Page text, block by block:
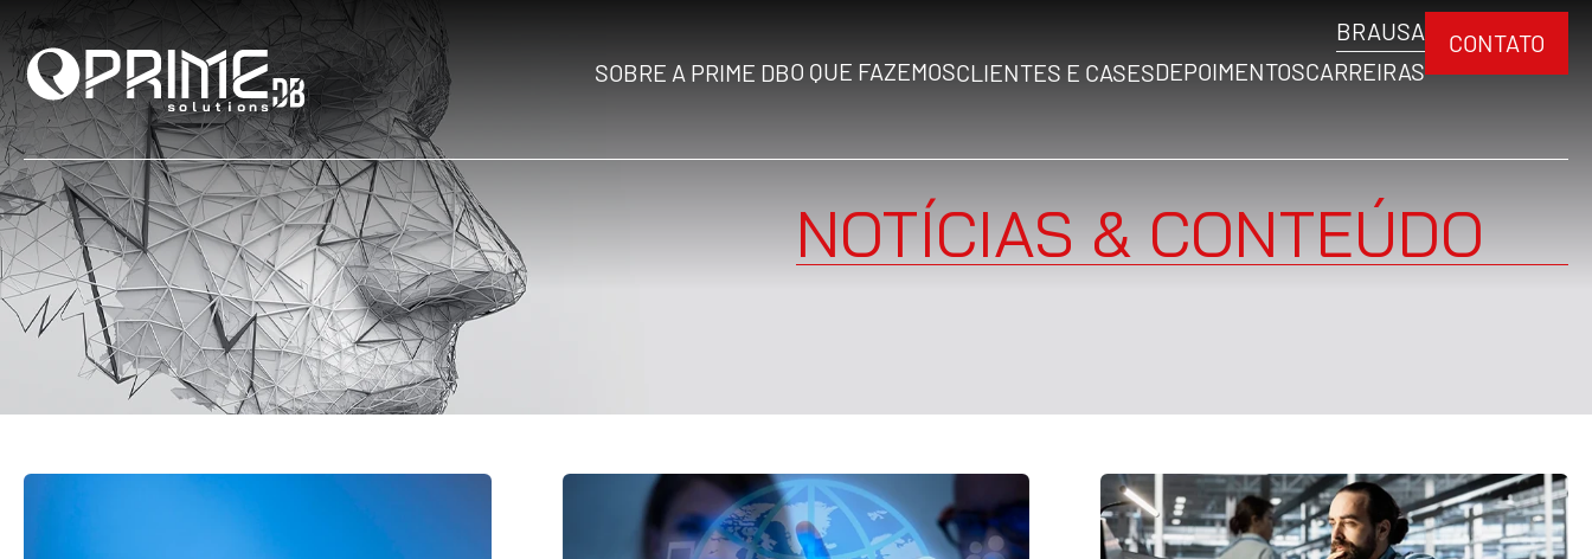
BRAUSA
SOBRE A PRIME DBO QUE FAZEMOSCLIENTES E CASESDEPOIMENTOSCARREIRAS
CONTATO
NOTÍCIAS & CONTEÚDO